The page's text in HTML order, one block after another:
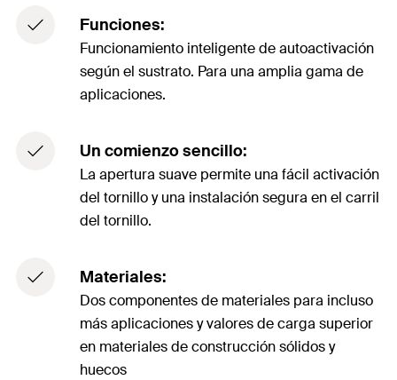
Funciones:
Funcionamiento inteligente de autoactivación
según el sustrato. Para una amplia gama de
aplicaciones.
Un comienzo sencillo:
La apertura suave permite una fácil activación
del tornillo y una instalación segura en el carril
del tornillo.
Materiales:
Dos componentes de materiales para incluso
más aplicaciones y valores de carga superior
en materiales de construcción sólidos y
huecos